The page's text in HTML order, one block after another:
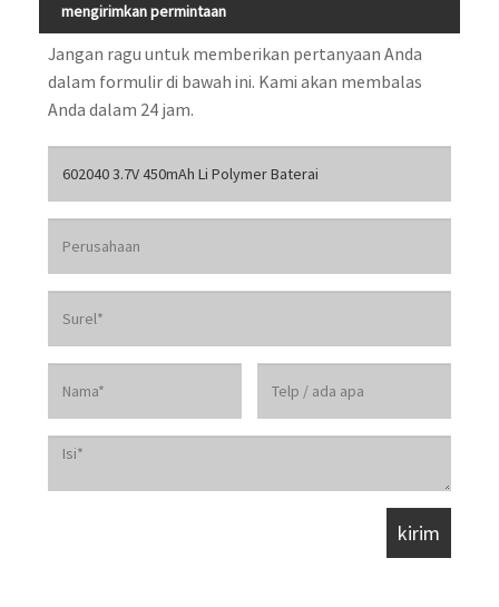
mengirimkan permintaan
Jangan ragu untuk memberikan pertanyaan Anda
dalam formulir di bawah ini. Kami akan membalas
Anda dalam 24 jam.